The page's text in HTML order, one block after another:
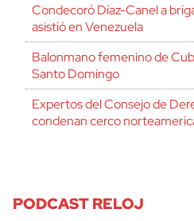
Condecoró Díaz-Canel a
asistió en Venezuela
Balonmano femenino de
Santo Domingo
Expertos del Consejo de
condenan cerco
PODCAST RELOJ